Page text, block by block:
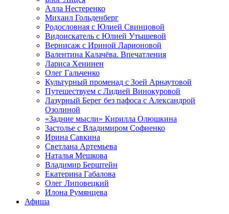
Алла Нестеренко
Михаил Гольденберг
Родословная с Юлией Свинцовой
Видоискатель с Юлией Утышевой
Вернисаж с Ириной Ларионовой
Валентина Калачёва. Впечатления
Лариса Хенинен
Олег Гальченко
Культурный променад с Зоей Арнаутовой
Путешествуем с Лидией Винокуровой
Лазурный Берег без пафоса с Александрой
Озолиной
«Задние мысли» Кирилла Олюшкина
Застолье с Владимиром Софиенко
Ирина Савкина
Светлана Артемьева
Наталья Мешкова
Владимир Берштейн
Екатерина Габалова
Олег Липовецкий
Илона Румянцева
Афиша